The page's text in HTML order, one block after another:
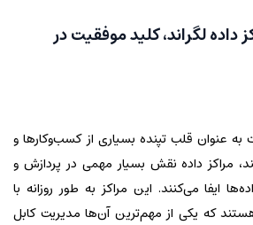
داده لگراند، کلید موفقیت در
به عنوان قلب تپنده بسیاری از کسب‌وکارها و
مراکز داده نقش بسیار مهمی در پردازش و
ایفا می‌کنند. این مراکز به طور روزانه با
که یکی از مهم‌ترین آن‌ها مدیریت کابل